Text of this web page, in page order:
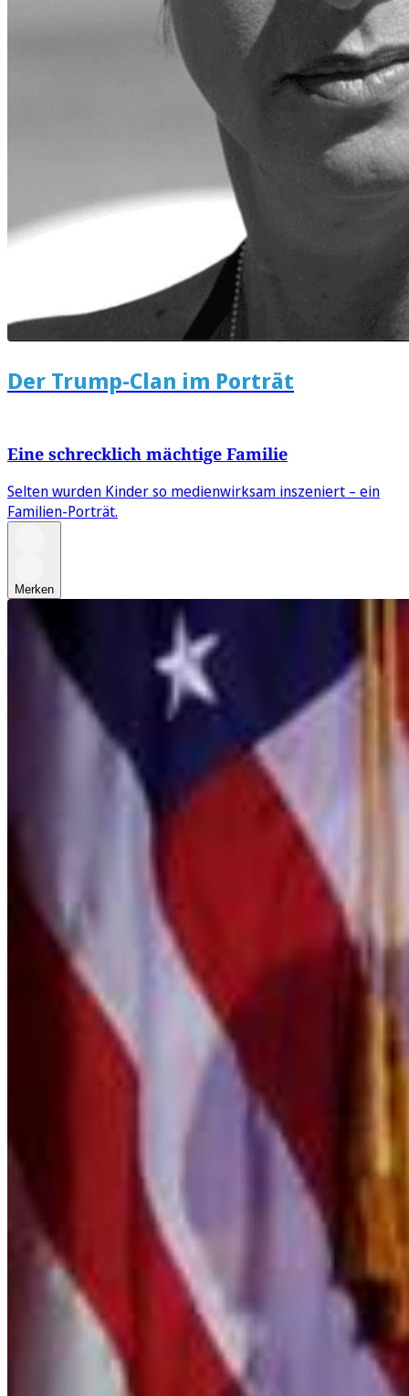
Der Trump-Clan im Porträt
Eine schrecklich mächtige Familie
Selten wurden Kinder so medienwirksam inszeniert – ein
Familien-Porträt.
Merken